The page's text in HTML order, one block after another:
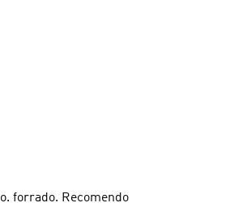
top super confortável, ajustado ao corpo, boa sustentação. forrado. Recomendo